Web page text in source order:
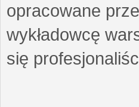
opracowane
wykładowcę
się